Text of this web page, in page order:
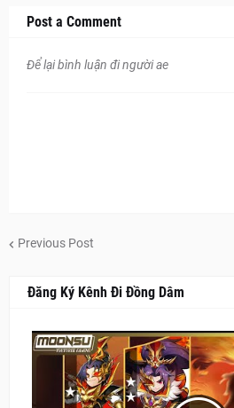
Post a Comment
Để lại bình luận đi người ae
Previous Post
Đăng Ký Kênh Đi Đồng Dâm